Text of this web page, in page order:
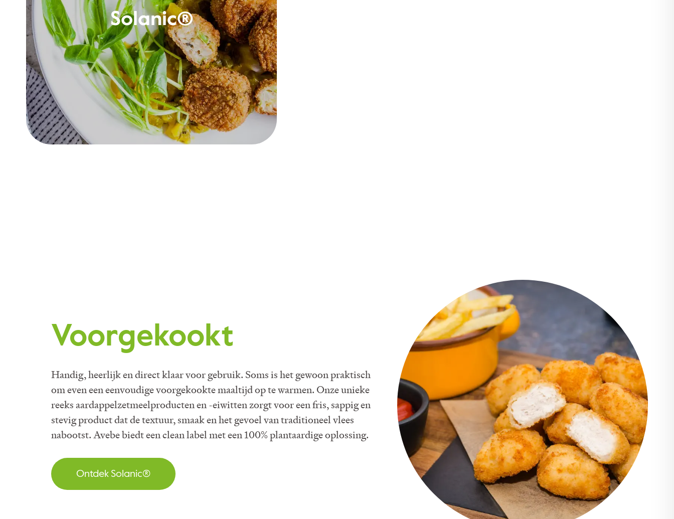
Solanic®
Voorgekookt
Handig, heerlijk en direct klaar voor gebruik. Soms is het gewoon praktisch
om even een eenvoudige voorgekookte maaltijd op te warmen. Onze unieke
reeks aardappelzetmeelproducten en -eiwitten zorgt voor een fris, sappig en
stevig product dat de textuur, smaak en het gevoel van traditioneel vlees
nabootst. Avebe biedt een clean label met een 100% plantaardige oplossing.
Ontdek Solanic®